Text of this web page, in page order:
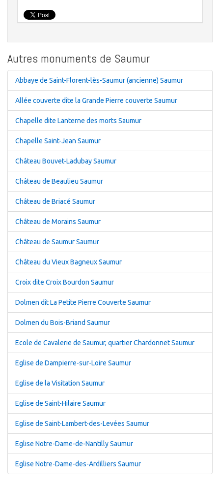
Autres monuments de Saumur
Abbaye de Saint-Florent-lès-Saumur (ancienne) Saumur
Allée couverte dite la Grande Pierre couverte Saumur
Chapelle dite Lanterne des morts Saumur
Chapelle Saint-Jean Saumur
Château Bouvet-Ladubay Saumur
Château de Beaulieu Saumur
Château de Briacé Saumur
Château de Morains Saumur
Château de Saumur Saumur
Château du Vieux Bagneux Saumur
Croix dite Croix Bourdon Saumur
Dolmen dit La Petite Pierre Couverte Saumur
Dolmen du Bois-Briand Saumur
Ecole de Cavalerie de Saumur, quartier Chardonnet Saumur
Eglise de Dampierre-sur-Loire Saumur
Eglise de la Visitation Saumur
Eglise de Saint-Hilaire Saumur
Eglise de Saint-Lambert-des-Levées Saumur
Eglise Notre-Dame-de-Nantilly Saumur
Eglise Notre-Dame-des-Ardilliers Saumur